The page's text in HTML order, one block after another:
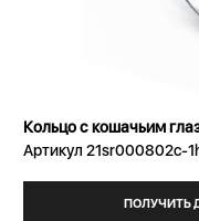
Кольцо с кошачьим
Артикул 21sr000802c-
ПОЛУЧИТЬ